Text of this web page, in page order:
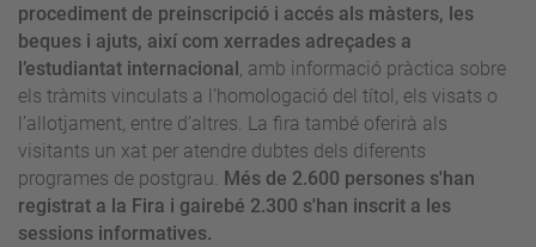
procediment de preinscripció i accés als màsters, les
beques i ajuts, així com xerrades adreçades a
l’estudiantat internacional , amb informació pràctica sobre
els tràmits vinculats a l’homologació del títol, els visats o
l’allotjament, entre d’altres. La fira també oferirà als
visitants un xat per atendre dubtes dels diferents
programes de postgrau. Més de 2.600 persones s'han
registrat a la Fira i gairebé 2.300 s'han inscrit a les
sessions informatives.